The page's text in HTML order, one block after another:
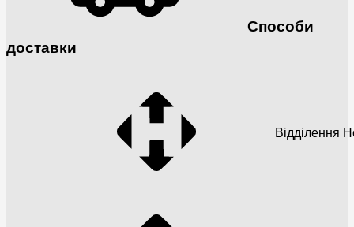
Способи
доставки
Відділення